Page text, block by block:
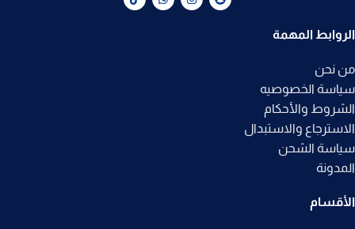
الروابط المهمة
من نحن
سياسة الخصوصيه
الشروط والأحكام
الاسترجاع والاستبدال
سياسة الشحن
المدونة
الأقسام